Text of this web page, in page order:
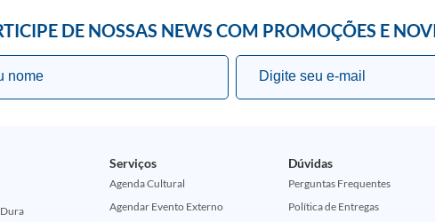
DE NOSSAS NEWS COM PROMOÇÕES E
Serviços
Agenda Cultural
Agendar Evento Externo
Dúvidas
Perguntas Frequentes
Política de Entregas